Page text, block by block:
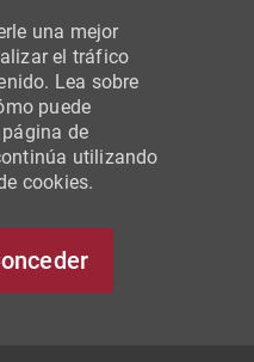
una mejor
el tráfico
Lea sobre
puede
de
utilizando
cookies.